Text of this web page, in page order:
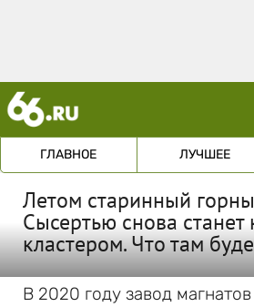
ГЛАВНОЕ ЛУЧШЕЕ
Летом старинный
Сысертью снова
кластером. Что там
В 2020 году завод